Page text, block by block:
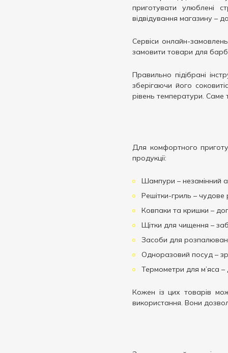
приготувати улюблені
відвідування магазину –
Сервіси онлайн-
замовити товари для
Правильно підібрані
зберігаючи його
рівень температури. Саме
Для комфортного
продукції:
Шампури – незамінний
Решітки-гриль – чудове
Ковпаки та кришки –
Щітки для чищення –
Засоби для
Одноразовий посуд –
Термометри для м’яса
Кожен із цих товарів
використання. Вони